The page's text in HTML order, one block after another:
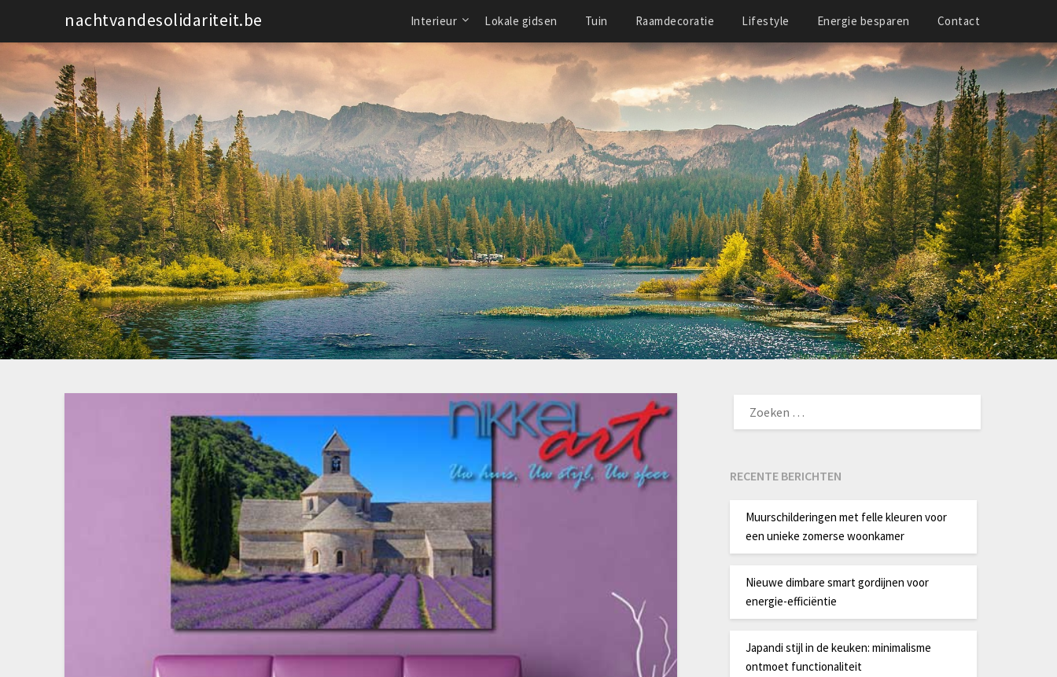
inhoud
nachtvandesolidariteit.be Interieur Lokale gidsen Tuin Raamdecoratie Lifestyle Energie besparen Contact
NAAR:
RECENTE BERICHTEN
Muurschilderingen met felle kleuren voor
een unieke zomerse woonkamer
Nieuwe dimbare smart gordijnen voor
energie-efficiëntie
Japandi stijl in de keuken: minimalisme
ontmoet functionaliteit